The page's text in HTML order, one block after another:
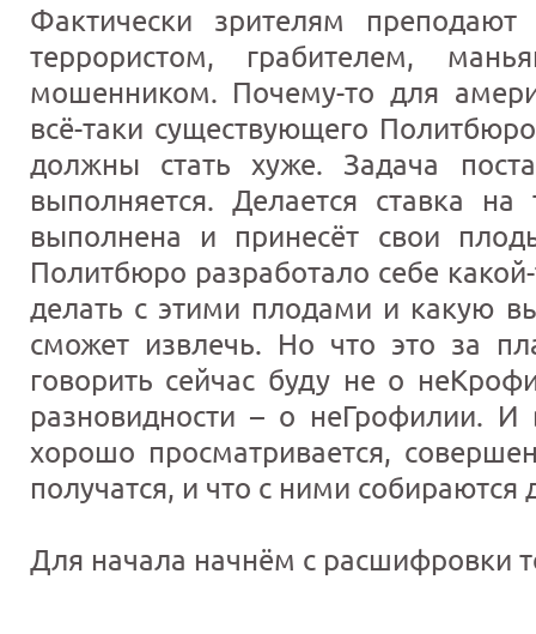
Фактически зрителям
террористом, грабителем,
мошенником. Почему-то для
всё-таки существующего
должны стать хуже. Задача
выполняется. Делается ставка
выполнена и принесёт свои
Политбюро разработало себе
делать с этими плодами и какую
сможет извлечь. Но что это за
говорить сейчас буду не о
разновидности – о неГрофилии. И
хорошо просматривается,
получатся, и что с ними собираются
Для начала начнём с